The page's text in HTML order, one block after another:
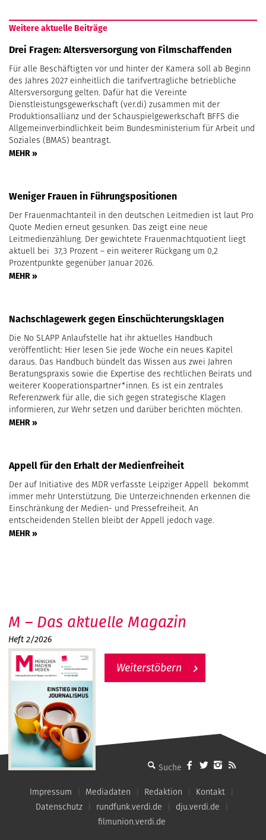
Weitere aktuelle Beiträge
Drei Fragen: Altersversorgung von Filmschaffenden
Für alle Beschäftigten vor und hinter der Kamera soll ab Beginn
des Jahres 2027 einheitlich die tarifvertragliche betriebliche
Altersversorgung gelten. Dafür hat die Vereinte
Dienstleistungsgewerkschaft (ver.di) zusammen mit der
Produktionsallianz und der Schauspielgewerkschaft BFFS die
Allgemeinverbindlichkeit beim Bundesministerium für Arbeit und
Soziales (BMAS) beantragt.
MEHR »
Weniger Frauen in Führungspositionen
Der Frauenmachtanteil in den deutschen Leitmedien ist laut Pro
Quote Medien erneut gesunken. Das zeigt eine neue
Leitmedienzählung. Der gewichtete Frauenmachtquotient liegt
aktuell bei 37,3 Prozent – ein weiterer Rückgang um 0,2
Prozentpunkte gegenüber Januar 2026.
MEHR »
Nachschlagewerk gegen Einschüchterungsklagen
Die No SLAPP Anlaufstelle hat ihr aktuelles Handbuch
veröffentlicht: Hier lesen Sie jede Woche ein neues Kapitel
daraus. Das Handbuch bündelt das Wissen aus zwei Jahren
Beratungspraxis sowie die Expertise des rechtlichen Beirats und
weiterer Kooperationspartner*innen. Es ist ein zentrales
Referenzwerk für alle, die sich gegen strategische Klagen
informieren, zur Wehr setzen und darüber berichten möchten.
MEHR »
Appell für den Erhalt der Medienfreiheit
Der auf Initiative des MDR verfasste Leipziger Appell bekommt
immer mehr Unterstützung. Die Unterzeichnenden erkennen die
Einschränkung der Medien- und Pressefreiheit. An
entscheidenden Stellen bleibt der Appell jedoch vage.
MEHR »
MMM - Menschen machen Medien
M – Das aktuelle Magazin
Heft 2/2026
Weiterstöbern
Impressum Mediadaten Redaktion
Kontakt
Datenschutz
rundfunk.verdi.de
dju.verdi.de
filmunion.verdi.de